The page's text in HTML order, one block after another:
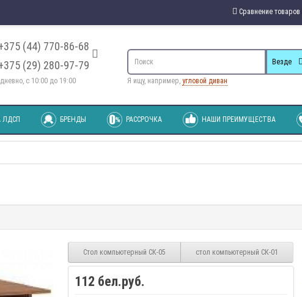
Сравнение товаров
(44) 770-86-68
(29) 280-97-79
с 10:00 до 19:00
Везде
Я ищу, например, угловой диван
ЛДСП БРЕНДЫ РАССРОЧКА НАШИ ПРЕИМУЩЕСТВА
Стол компьютерный СК-05 стол компьютерный СК-01
112 бел.руб.